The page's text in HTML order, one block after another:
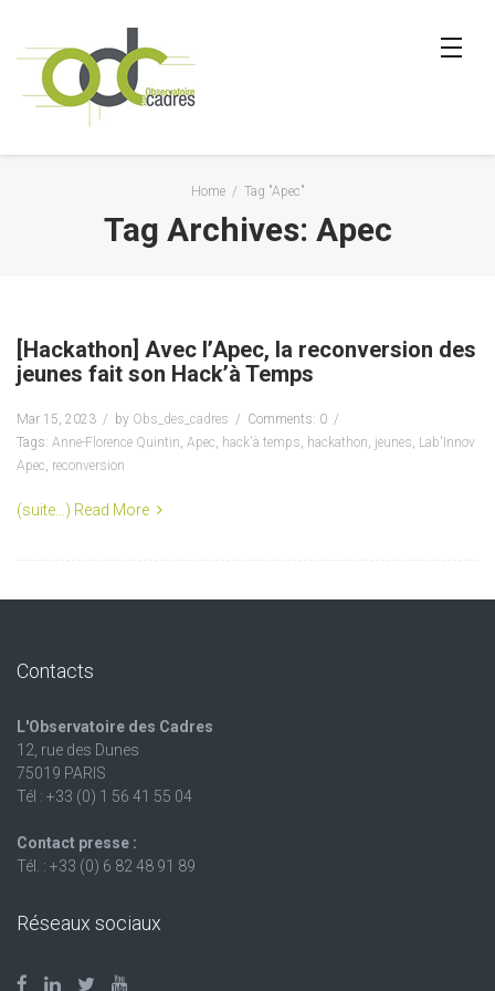
Home / Tag "Apec"
Tag Archives: Apec
[Hackathon] Avec l’Apec, la reconversion des
jeunes fait son Hack’à Temps
Mar 15, 2023 by Obs_des_cadres
Comments: 0
Tags: Anne-Florence Quintin, Apec, hack'à temps, hackathon, jeunes, Lab'Innov
Apec, reconversion
(suite…) Read More
Contacts
L'Observatoire des Cadres
12, rue des Dunes
75019 PARIS
Tél : +33 (0) 1 56 41 55 04
Contact presse :
Tél. : +33 (0) 6 82 48 91 89
Réseaux sociaux